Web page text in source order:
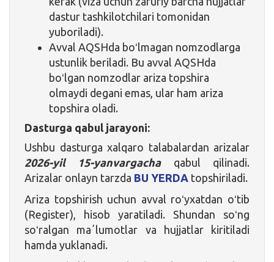
dastur tashkilotchilari tomonidan
yuboriladi).
Avval AQSHda boʻlmagan nomzodlarga
ustunlik beriladi. Bu avval AQSHda
boʻlgan nomzodlar ariza topshira
olmaydi degani emas, ular ham ariza
topshira oladi.
Dasturga qabul jarayoni:
Ushbu dasturga xalqaro talabalardan arizalar
2026-yil 15-yanvargachaqabul qilinadi.
Arizalar onlayn tarzda BU YERDA topshiriladi.
Ariza topshirish uchun avval roʻyxatdan oʻtib
(Register), hisob yaratiladi. Shundan soʻng
soʻralgan maʼlumotlar va hujjatlar kiritiladi
hamda yuklanadi.